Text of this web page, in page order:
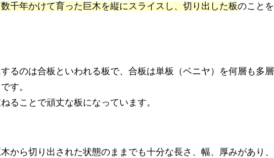
千年かけて育った巨木を縦にスライスし、切り出した板のことを
るのは合板といわれる板で、合板は単板（ベニヤ）を何層も多層
す。
ることで頑丈な板になっています。
から切り出された状態のままでも十分な長さ、幅、厚みがあり、